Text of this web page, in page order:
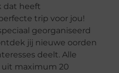
dat heeft
trip voor jou!
georganiseerd
jij nieuwe oorden
deelt. Alle
uit maximum 20